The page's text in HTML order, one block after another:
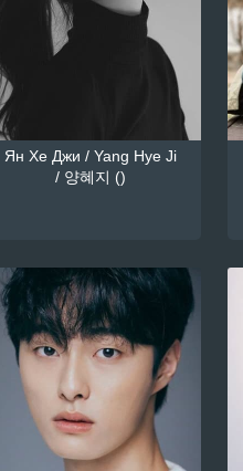
Ян Хе Джи / Yang Hye Ji
/ 양혜지 ()